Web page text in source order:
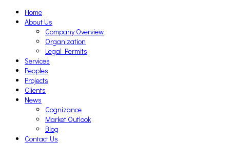
Home
About Us
Company Overview
Organization
Legal Permits
Services
Peoples
Projects
Clients
News
Cognizance
Market Outlook
Blog
Contact Us